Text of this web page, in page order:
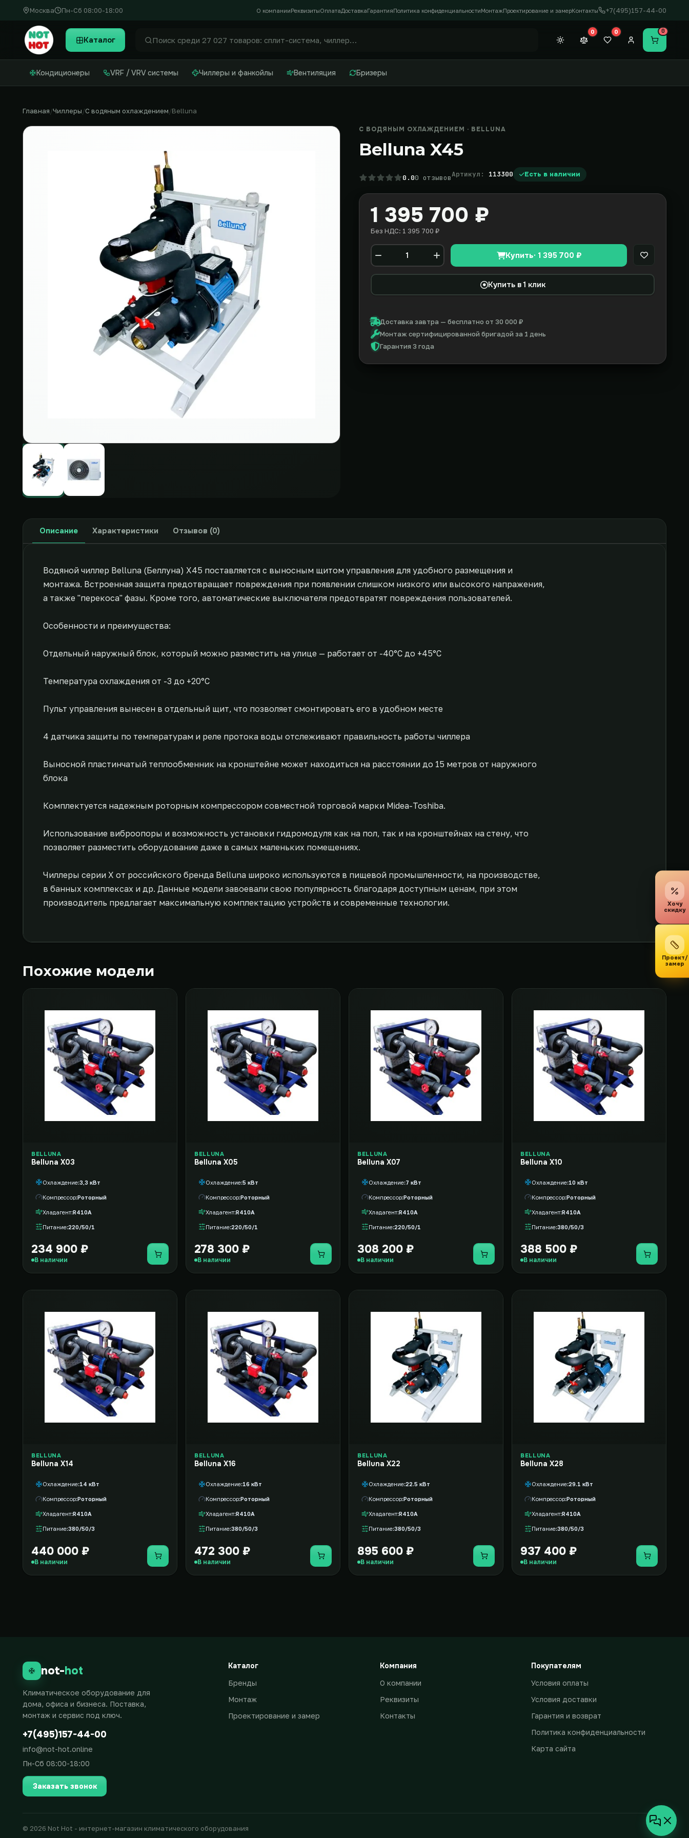
Москва Пн-Сб 08:00-18:00 О компанииРеквизитыОплатаДоставкаГарантияПолитика конфиденциальностиМонтажПроектирование и замерКонтакты +7(495)157-44-00
Каталог Найти Темная тема
0 0
Перейти
0
Кондиционеры VRF / VRV системы Чиллеры и фанкойлы Вентиляция Бризеры
Главная Чиллеры С водяным охлаждением Belluna
С ВОДЯНЫМ ОХЛАЖДЕНИЕМ · BELLUNA
Belluna X45
0.00 отзывовАртикул: 113300 Есть в наличии
1 395 700 ₽
Без НДС: 1 395 700 ₽
Количество Купить· 1 395 700 ₽ В закладки
Купить в 1 клик
Доставка завтра — бесплатно от 30 000 ₽
Монтаж сертифицированной бригадой за 1 день
Гарантия 3 года
Описание Характеристики Отзывов (0)
Водяной чиллер Belluna (Беллуна) X45 поставляется с выносным щитом управления для удобного размещения и
монтажа. Встроенная защита предотвращает повреждения при появлении слишком низкого или высокого напражения,
а также "перекоса" фазы. Кроме того, автоматические выключателя предотвратят повреждения пользователей.
Особенности и преимущества:
Отдельный наружный блок, который можно разместить на улице — работает от -40°С до +45°С
Температура охлаждения от -3 до +20°С
Пульт управления вынесен в отдельный щит, что позволяет смонтировать его в удобном месте
4 датчика защиты по температурам и реле протока воды отслеживают правильность работы чиллера
Выносной пластинчатый теплообменник на кронштейне может находиться на расстоянии до 15 метров от наружного
блока
Комплектуется надежным роторным компрессором совместной торговой марки Midea-Toshiba.
Использование виброопоры и возможность установки гидромодуля как на пол, так и на кронштейнах на стену, что
позволяет разместить оборудование даже в самых маленьких помещениях.
Чиллеры серии X от российского бренда Belluna широко используются в пищевой промышленности, на производстве,
в банных комплексах и др. Данные модели завоевали свою популярность благодаря доступным ценам, при этом
производитель предлагает максимальную комплектацию устройств и современные технологии.
Похожие модели
BELLUNA
Belluna X03
Охлаждение 3,3 кВт
Компрессор Роторный
Хладагент R410A
Питание 220/50/1
234 900 ₽
В наличии Купить
BELLUNA
Belluna X05
Охлаждение 5 кВт
Компрессор Роторный
Хладагент R410A
Питание 220/50/1
278 300 ₽
В наличии Купить
BELLUNA
Belluna X07
Охлаждение 7 кВт
Компрессор Роторный
Хладагент R410A
Питание 220/50/1
308 200 ₽
В наличии Купить
BELLUNA
Belluna X10
Охлаждение 10 кВт
Компрессор Роторный
Хладагент R410A
Питание 380/50/3
388 500 ₽
В наличии Купить
BELLUNA
Belluna X14
Охлаждение 14 кВт
Компрессор Роторный
Хладагент R410A
Питание 380/50/3
440 000 ₽
В наличии Купить
BELLUNA
Belluna X16
Охлаждение 16 кВт
Компрессор Роторный
Хладагент R410A
Питание 380/50/3
472 300 ₽
В наличии Купить
BELLUNA
Belluna X22
Охлаждение 22.5 кВт
Компрессор Роторный
Хладагент R410A
Питание 380/50/3
895 600 ₽
В наличии Купить
BELLUNA
Belluna X28
Охлаждение 29.1 кВт
Компрессор Роторный
Хладагент R410A
Питание 380/50/3
937 400 ₽
В наличии Купить
not-hot
Климатическое оборудование для
дома, офиса и бизнеса. Поставка,
монтаж и сервис под ключ.
+7(495)157-44-00
info@not-hot.online
Пн-Сб 08:00-18:00
Заказать звонок
Каталог
Бренды
Монтаж
Проектирование и замер
Компания
О компании
Реквизиты
Контакты
Покупателям
Условия оплаты
Условия доставки
Гарантия и возврат
Политика конфиденциальности
Карта сайта
© 2026 Not Hot - интернет-магазин климатического оборудования
Хочу
скидку
Проект/
замер